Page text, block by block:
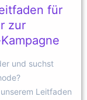
für
zur
und suchst
Leitfaden